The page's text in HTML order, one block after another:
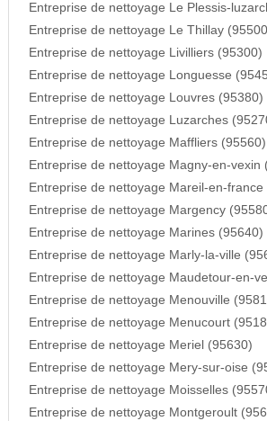
Entreprise de nettoyage Le Plessis-
Entreprise de nettoyage Le Thillay
Entreprise de nettoyage Livilliers (95300)
Entreprise de nettoyage Longuesse
Entreprise de nettoyage Louvres (95380)
Entreprise de nettoyage Luzarches
Entreprise de nettoyage Maffliers (95560)
Entreprise de nettoyage Magny-en-vexin
Entreprise de nettoyage Mareil-en-france
Entreprise de nettoyage Margency
Entreprise de nettoyage Marines (95640)
Entreprise de nettoyage Marly-la-ville
Entreprise de nettoyage Maudetour-en-
Entreprise de nettoyage Menouville
Entreprise de nettoyage Menucourt
Entreprise de nettoyage Meriel (95630)
Entreprise de nettoyage Mery-sur-oise
Entreprise de nettoyage Moisselles
Entreprise de nettoyage Montgeroult